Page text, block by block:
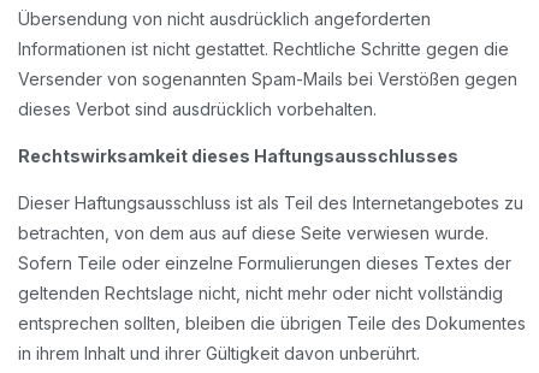
Übersendung von nicht ausdrücklich angeforderten
Informationen ist nicht gestattet. Rechtliche Schritte gegen die
Versender von sogenannten Spam-Mails bei Verstößen gegen
dieses Verbot sind ausdrücklich vorbehalten.
Rechtswirksamkeit dieses Haftungsausschlusses
Dieser Haftungsausschluss ist als Teil des Internetangebotes zu
betrachten, von dem aus auf diese Seite verwiesen wurde.
Sofern Teile oder einzelne Formulierungen dieses Textes der
geltenden Rechtslage nicht, nicht mehr oder nicht vollständig
entsprechen sollten, bleiben die übrigen Teile des Dokumentes
in ihrem Inhalt und ihrer Gültigkeit davon unberührt.